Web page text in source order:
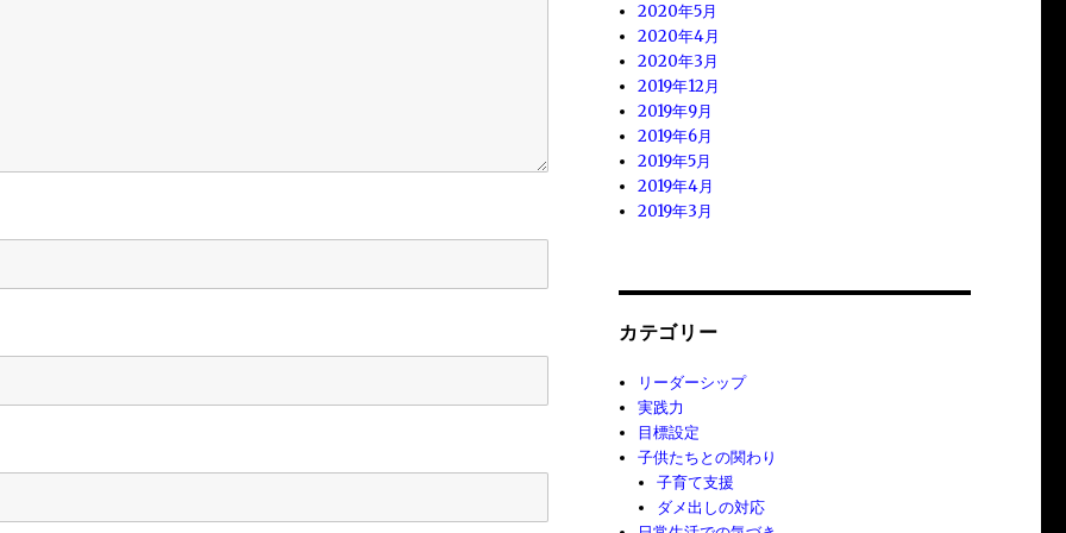
2020年5月
2020年4月
2020年3月
2019年12月
2019年9月
2019年6月
2019年5月
2019年4月
2019年3月
カテゴリー
リーダーシップ
実践力
目標設定
子供たちとの関わり
子育て支援
ダメ出しの対応